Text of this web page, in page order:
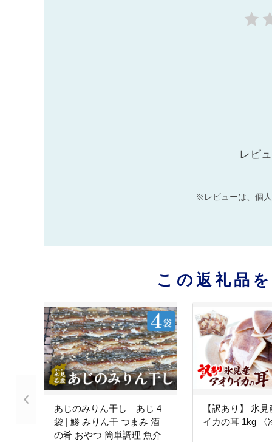
レビ
※レビューは、個
この返礼品
あじのみりん干し あじ 4
袋 | 鯵 みりん干 つまみ 酒
の肴 おやつ 簡単調理 魚介
【訳あり】 氷
イカの耳 1kg 〈